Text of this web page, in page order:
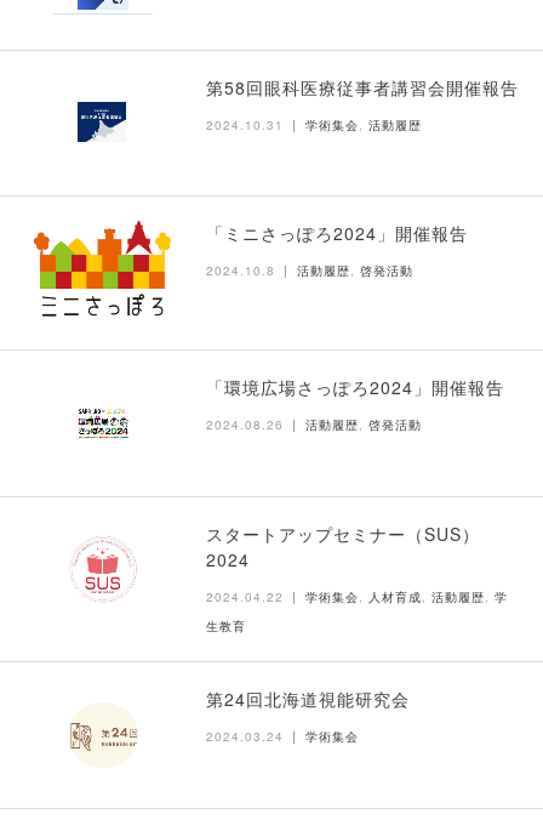
第58回眼科医療従事者講習会開催報告
2024.10.31 学術集会 活動履歴
「ミニさっぽろ2024」開催報告
2024.10.8 活動履歴, 啓発活動
「環境広場さっぽろ2024」開催報告
2024.08.26 活動履歴, 啓発活動
スタートアップセミナー（SUS）
2024
2024.04.22 学術集会 人材育成 活動履歴
学
生教育
第24回北海道視能研究会
2024.03.24 学術集会